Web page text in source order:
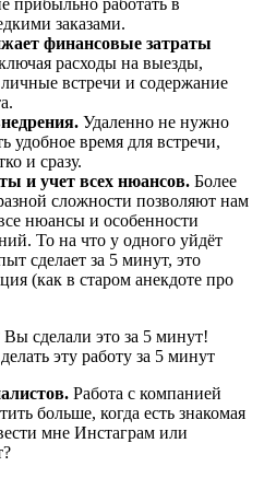
заказами.
финансовые затраты
расходы на выезды,
встречи и содержание
Удаленно не нужно
удобное время для встречи,
и сразу.
и учет всех нюансов. Более
сложности позволяют нам
нюансы и особенности
То на что у одного уйдёт
сделает за 5 минут, это
(как в старом анекдоте про
сделали это за 5 минут!
эту работу за 5 минут
Работа с компанией
больше, когда есть знакомая
мне Инстаграм или